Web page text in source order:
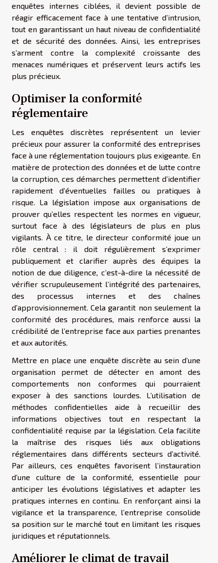
enquêtes internes ciblées, il devient possible de
réagir efficacement face à une tentative d’intrusion,
tout en garantissant un haut niveau de confidentialité
et de sécurité des données. Ainsi, les entreprises
s’arment contre la complexité croissante des
menaces numériques et préservent leurs actifs les
plus précieux.
Optimiser la conformité
réglementaire
Les enquêtes discrètes représentent un levier
précieux pour assurer la conformité des entreprises
face à une réglementation toujours plus exigeante. En
matière de protection des données et de lutte contre
la corruption, ces démarches permettent d’identifier
rapidement d’éventuelles failles ou pratiques à
risque. La législation impose aux organisations de
prouver qu’elles respectent les normes en vigueur,
surtout face à des législateurs de plus en plus
vigilants. À ce titre, le directeur conformité joue un
rôle central : il doit régulièrement s’exprimer
publiquement et clarifier auprès des équipes la
notion de due diligence, c’est-à-dire la nécessité de
vérifier scrupuleusement l’intégrité des partenaires,
des processus internes et des chaînes
d’approvisionnement. Cela garantit non seulement la
conformité des procédures, mais renforce aussi la
crédibilité de l’entreprise face aux parties prenantes
et aux autorités.
Mettre en place une enquête discrète au sein d’une
organisation permet de détecter en amont des
comportements non conformes qui pourraient
exposer à des sanctions lourdes. L’utilisation de
méthodes confidentielles aide à recueillir des
informations objectives tout en respectant la
confidentialité requise par la législation. Cela facilite
la maîtrise des risques liés aux obligations
réglementaires dans différents secteurs d’activité.
Par ailleurs, ces enquêtes favorisent l’instauration
d’une culture de la conformité, essentielle pour
anticiper les évolutions législatives et adapter les
pratiques internes en continu. En renforçant ainsi la
vigilance et la transparence, l’entreprise consolide
sa position sur le marché tout en limitant les risques
juridiques et réputationnels.
Améliorer le climat de travail